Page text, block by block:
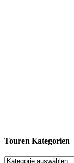
Touren Kategorien